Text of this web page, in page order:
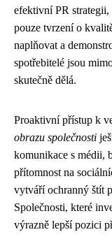
efektivní PR
pouze tvrzení o
naplňovat a
spotřebitelé jsou
skutečně dělá.
Proaktivní přístup k
obrazu společnosti
komunikace s médii,
přítomnost na
vytváří ochranný štít
Společnosti, které
výrazně lepší pozici